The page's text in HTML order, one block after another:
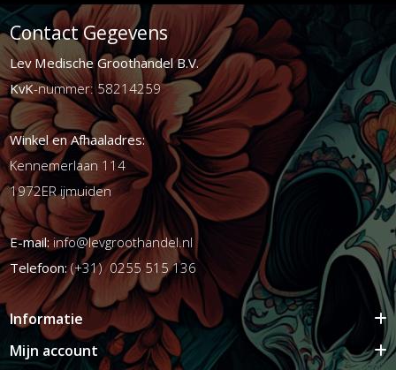
Contact Gegevens
Lev Medische Groothandel B.V.
KvK-nummer: 58214259
Winkel en Afhaaladres:
Kennemerlaan 114
1972ER ijmuiden
E-mail:info@levgroothandel.nl
Telefoon:(+31) 0255 515 136
Informatie
Mijn account